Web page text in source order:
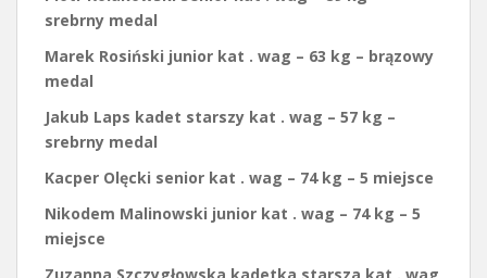
srebrny medal
Marek Rosiński junior kat . wag – 63 kg – brązowy
medal
Jakub Laps kadet starszy kat . wag – 57 kg –
srebrny medal
Kacper Olęcki senior kat . wag – 74 kg – 5 miejsce
Nikodem Malinowski junior kat . wag – 74 kg – 5
miejsce